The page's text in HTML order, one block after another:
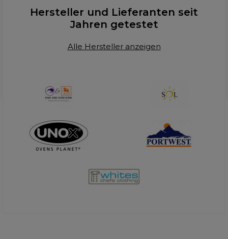
Hersteller und Lieferanten seit
Jahren getestet
Alle Hersteller anzeigen